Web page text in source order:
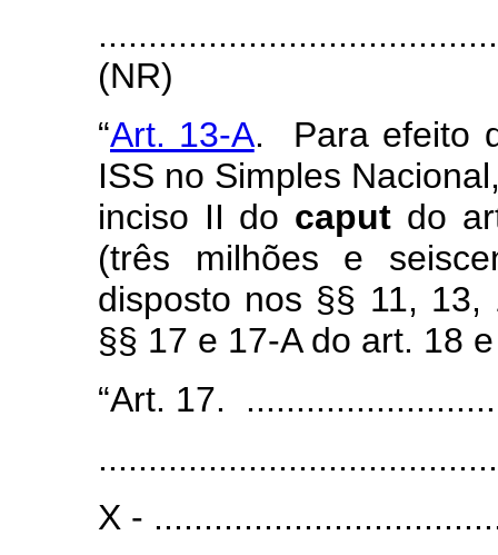
(NR)
“Art. 13-A. Para efeito
ISS no Simples
inciso II do caput do
(três milhões e
disposto nos §§ 11,
§§ 17 e 17-A do art. 18
“Art. 17.
X -